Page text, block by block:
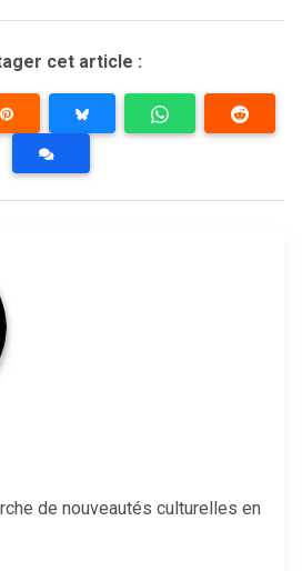
cet article :
de nouveautés culturelles en